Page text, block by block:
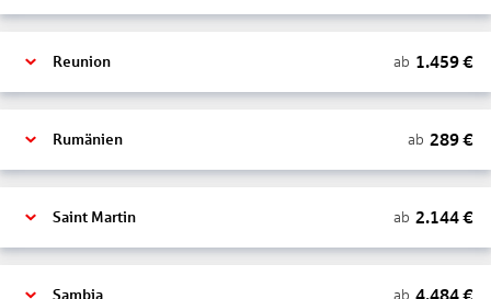
Reunion ab 1.459€
Rumänien ab 289€
Saint Martin ab 2.144€
Sambia ab 4.484€